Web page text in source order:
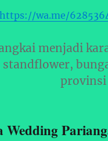
https://wa.me/
menjadi
standflower,
provinsi
Wedding